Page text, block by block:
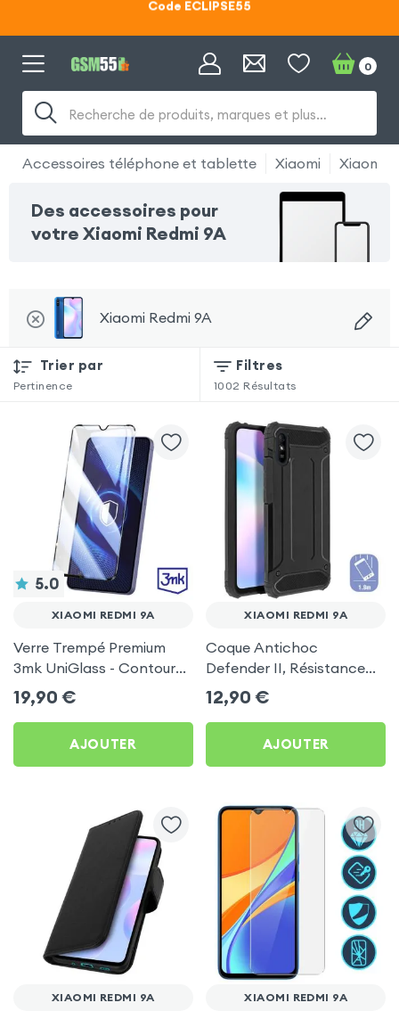
Code ECLIPSE55
Recherche de produits, marques et plus…
0
Accessoires téléphone et tablette Xiaomi Xiaomi
Des accessoires pour
votre Xiaomi Redmi 9A
Xiaomi Redmi 9A
Trier par
Pertinence
Filtres
1002 Résultats
5.0
XIAOMI REDMI 9A
Verre Trempé Premium
3mk UniGlass - Contour
Noir pour Xiaomi Redmi 9A
19,90 €
AJOUTER
XIAOMI REDMI 9A
Coque Antichoc
Defender II, Résistance
Chutes 1,8 mètre - Noir
pour Xiaomi Redmi 9A
12,90 €
AJOUTER
XIAOMI REDMI 9A XIAOMI REDMI 9A